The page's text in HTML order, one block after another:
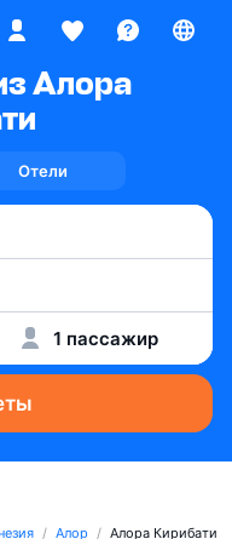
Алора
Отели
1 пассажир
Алор Алора Кирибати